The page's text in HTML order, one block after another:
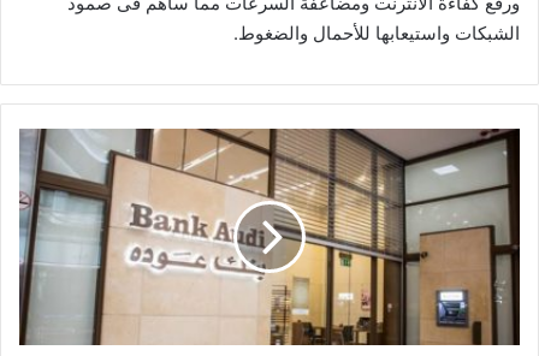
الشبكات واستيعابها للأحمال والضغوط.
عوده
حسابات
وستار
الادخارية